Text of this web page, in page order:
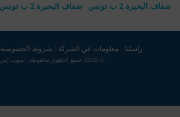
ضفاف البحيرة 2 ب تونس ضفاف البحيرة 2 ب تونس
راسلنا معلومات عن الشركة شروط الخصوصية
© 2026 جميع الحقوق محفوظة . مبوب إس إل.